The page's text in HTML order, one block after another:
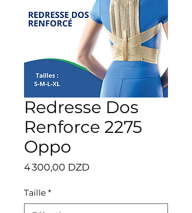
Redresse Dos
Renforce 2275
Oppo
4 300,00 DZDPrix
Taille *